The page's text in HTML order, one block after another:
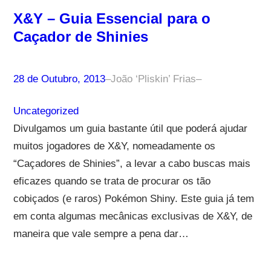
X&Y – Guia Essencial para o
Caçador de Shinies
28 de Outubro, 2013–João ‘Pliskin’ Frias–
Uncategorized
Divulgamos um guia bastante útil que poderá ajudar
muitos jogadores de X&Y, nomeadamente os
“Caçadores de Shinies”, a levar a cabo buscas mais
eficazes quando se trata de procurar os tão
cobiçados (e raros) Pokémon Shiny. Este guia já tem
em conta algumas mecânicas exclusivas de X&Y, de
maneira que vale sempre a pena dar…